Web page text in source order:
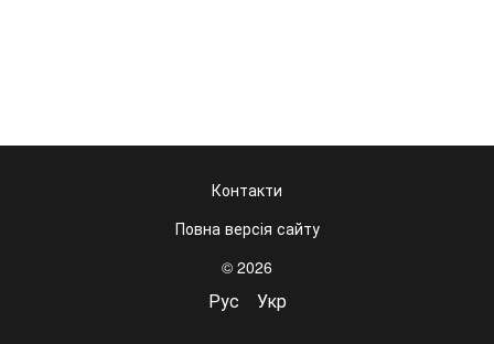
Контакти
Повна версія сайту
© 2026
Рус Укр